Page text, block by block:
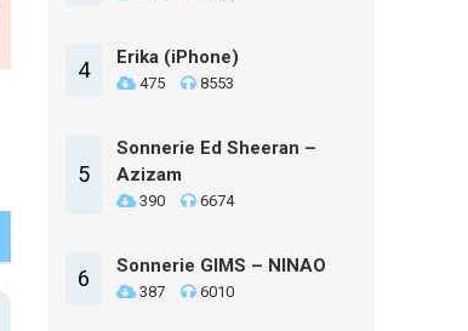
4 Erika (iPhone)
475 8553
5
Sonnerie Ed Sheeran –
Azizam
390 6674
6 Sonnerie GIMS – NINAO
387 6010